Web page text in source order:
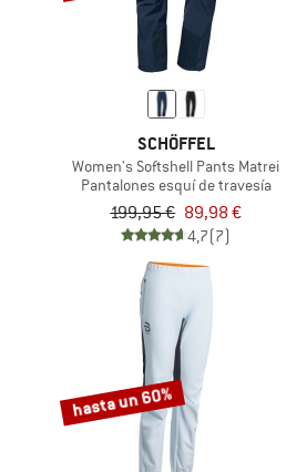
SCHÖFFEL
Women's Softshell Pants Matrei
Pantalones esquí de travesía
199,95 € 89,98 €
4,7(7)
hasta un 60%